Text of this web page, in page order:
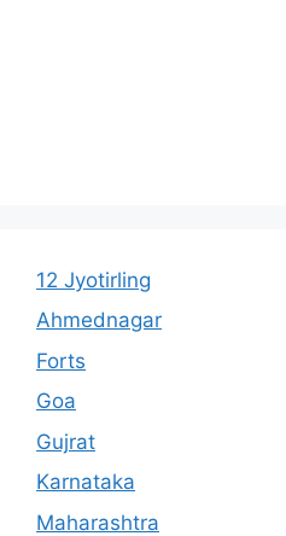
12 Jyotirling
Ahmednagar
Forts
Goa
Gujrat
Karnataka
Maharashtra